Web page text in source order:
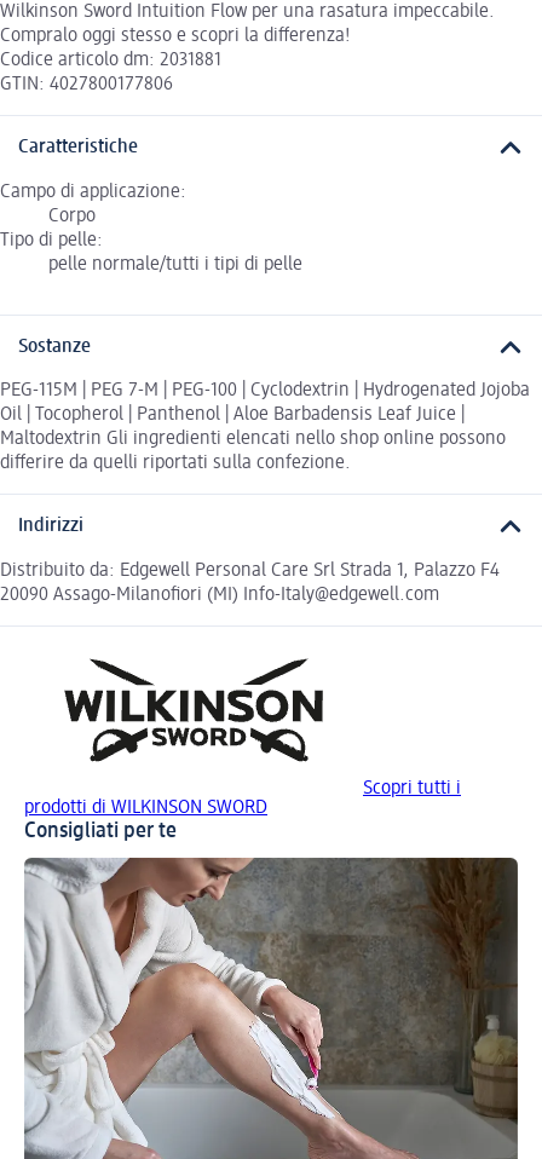
Wilkinson Sword Intuition Flow per una rasatura impeccabile.
Compralo oggi stesso e scopri la differenza!
Codice articolo dm: 2031881
GTIN: 4027800177806
Caratteristiche
Campo di applicazione:
Corpo
Tipo di pelle:
pelle normale/tutti i tipi di pelle
Sostanze
PEG-115M | PEG 7-M | PEG-100 | Cyclodextrin | Hydrogenated Jojoba
Oil | Tocopherol | Panthenol | Aloe Barbadensis Leaf Juice |
Maltodextrin Gli ingredienti elencati nello shop online possono
differire da quelli riportati sulla confezione.
Indirizzi
Distribuito da: Edgewell Personal Care Srl Strada 1, Palazzo F4
20090 Assago-Milanofiori (MI) Info-Italy@edgewell.com
Scopri tutti i
prodotti di WILKINSON SWORD
Consigliati per te